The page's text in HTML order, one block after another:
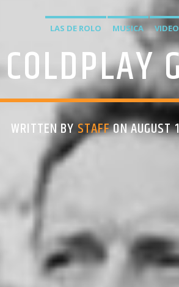
LAS DE ROLO MUSICA VIDEO
WRITTEN BY STAFFON AUGUST